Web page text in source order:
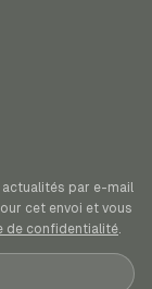
actualités par e-mail
cet envoi et vous
de confidentialité.